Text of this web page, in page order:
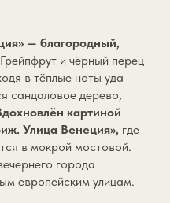
— благородный,
Грейпфрут и чёрный перец
в тёплые ноты уда
сандаловое дерево,
картиной
Улица Венеция», где
в мокрой мостовой.
города
европейским улицам.